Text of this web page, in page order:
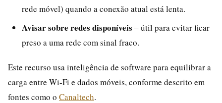
rede móvel) quando a conexão atual está lenta.
Avisar sobre redes disponíveis – útil para evitar ficar
preso a uma rede com sinal fraco.
Este recurso usa inteligência de software para equilibrar a
carga entre Wi‑Fi e dados móveis, conforme descrito em
fontes como o Canaltech.